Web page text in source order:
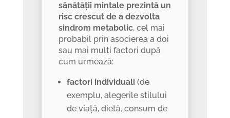
sănătății mintale prezintă un
risc crescut de a dezvolta
sindrom metabolic, cel mai
probabil prin asocierea a doi
sau mai mulți factori după
cum urmează:
factori individuali (de
exemplu, alegerile stilului
de viață, dietă, consum de